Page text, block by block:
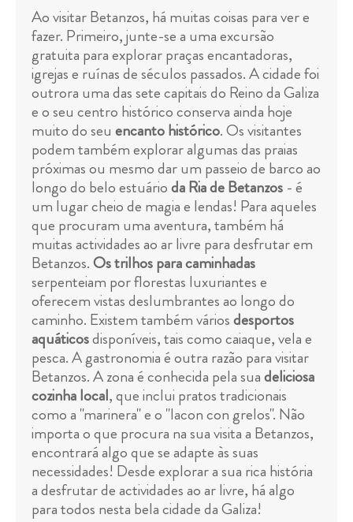
Ao visitar Betanzos, há muitas coisas para ver e
fazer. Primeiro, junte-se a uma excursão
gratuita para explorar praças encantadoras,
igrejas e ruínas de séculos passados. A cidade foi
outrora uma das sete capitais do Reino da Galiza
e o seu centro histórico conserva ainda hoje
muito do seu encanto histórico. Os visitantes
podem também explorar algumas das praias
próximas ou mesmo dar um passeio de barco ao
longo do belo estuárioda Ria de Betanzos - é
um lugar cheio de magia e lendas! Para aqueles
que procuram uma aventura, também há
muitas actividades ao ar livre para desfrutar em
Betanzos.Os trilhos para caminhadas
serpenteiam por florestas luxuriantes e
oferecem vistas deslumbrantes ao longo do
caminho. Existem também váriosdesportos
aquáticosdisponíveis, tais como caiaque, vela e
pesca. A gastronomia é outra razão para visitar
Betanzos. A zona é conhecida pela suadeliciosa
cozinha local, que inclui pratos tradicionais
como a "marinera" e o "lacon con grelos". Não
importa o que procura na sua visita a Betanzos,
encontrará algo que se adapte às suas
necessidades! Desde explorar a sua rica história
a desfrutar de actividades ao ar livre, há algo
para todos nesta bela cidade da Galiza!